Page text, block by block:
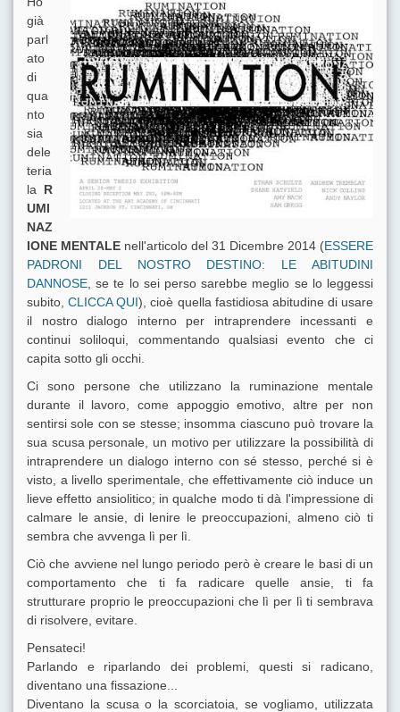
già
parl
ato
di
qua
nto
sia
dele
teria
la R
UMI
NAZ
IONE MENTALE nell'articolo del 31 Dicembre 2014 (ESSERE
PADRONI DEL NOSTRO DESTINO: LE ABITUDINI
DANNOSE , se te lo sei perso sarebbe meglio se lo leggessi
subito,CLICCA QUI), cioè quella fastidiosa abitudine di usare
il nostro dialogo interno per intraprendere incessanti e
continui soliloqui, commentando qualsiasi evento che ci
capita sotto gli occhi.
Ci sono persone che utilizzano la ruminazione mentale
durante il lavoro, come appoggio emotivo, altre per non
sentirsi sole con se stesse; insomma ciascuno può trovare la
sua scusa personale, un motivo per utilizzare la possibilità di
intraprendere un dialogo interno con sé stesso, perché si è
visto, a livello sperimentale, che effettivamente ciò induce un
lieve effetto ansiolitico; in qualche modo ti dà l'impressione di
calmare le ansie, di lenire le preoccupazioni, almeno ciò ti
sembra che avvenga lì per lì.
Ciò che avviene nel lungo periodo però è creare le basi di un
comportamento che ti fa radicare quelle ansie, ti fa
strutturare proprio le preoccupazioni che lì per lì ti sembrava
di risolvere, evitare.
Pensateci!
Parlando e riparlando dei problemi, questi si radicano,
diventano una fissazione...
Diventano la scusa o la scorciatoia, se vogliamo, utilizzata